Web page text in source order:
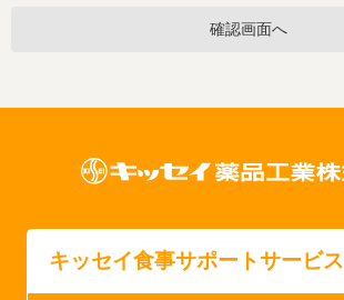
キッセイ食事サポートサービス